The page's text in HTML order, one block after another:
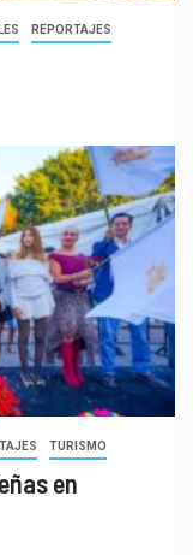
REPORTAJES
TURISMO
en